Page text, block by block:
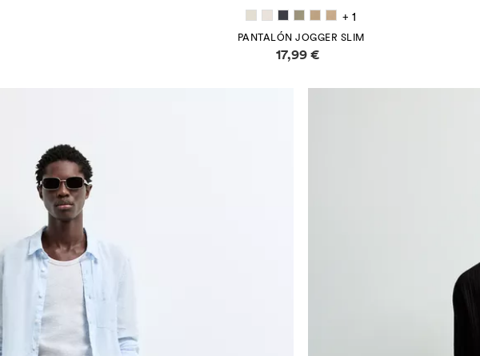
+ 1
PANTALÓN JOGGER SLIM
17,99 €